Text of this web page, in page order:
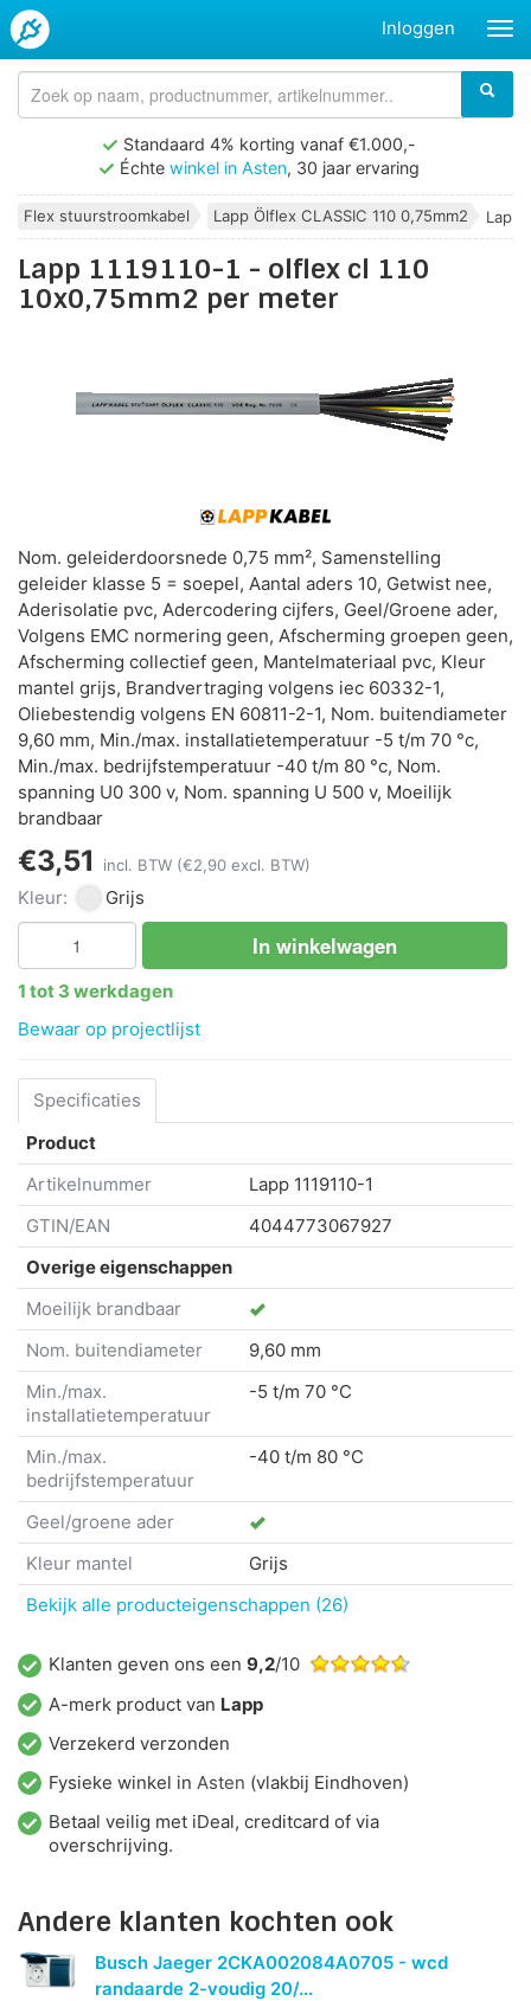
Inloggen
Standaard 4% korting vanaf €1.000,-
Échte winkel in Asten, 30 jaar ervaring
Flex stuurstroomkabel Lapp Ölflex CLASSIC 110 0,75mm2 Lapp
Lapp 1119110-1 - olflex cl 110
10x0,75mm2 per meter
Nom. geleiderdoorsnede 0,75 mm², Samenstelling
geleider klasse 5 = soepel, Aantal aders 10, Getwist nee,
Aderisolatie pvc, Adercodering cijfers, Geel/Groene ader,
Volgens EMC normering geen, Afscherming groepen geen,
Afscherming collectief geen, Mantelmateriaal pvc, Kleur
mantel grijs, Brandvertraging volgens iec 60332-1,
Oliebestendig volgens EN 60811-2-1, Nom. buitendiameter
9,60 mm, Min./max. installatietemperatuur -5 t/m 70 °c,
Min./max. bedrijfstemperatuur -40 t/m 80 °c, Nom.
spanning U0 300 v, Nom. spanning U 500 v, Moeilijk
brandbaar
€3,51 incl. BTW (€2,90 excl. BTW)
Kleur: Grijs
In winkelwagen
1 tot 3 werkdagen
Bewaar op projectlijst
Specificaties
Product
Artikelnummer
Lapp 1119110-1
GTIN/EAN
4044773067927
Overige eigenschappen
Moeilijk brandbaar
Nom. buitendiameter
9,60 mm
Min./max.
installatietemperatuur
-5 t/m 70 °C
Min./max.
bedrijfstemperatuur
-40 t/m 80 °C
Geel/groene ader
Kleur mantel
Grijs
Bekijk alle producteigenschappen (26)
Klanten geven ons een 9,2/10
A-merk product van Lapp
Verzekerd verzonden
Fysieke winkel in Asten (vlakbij Eindhoven)
Betaal veilig met iDeal, creditcard of via
overschrijving.
Andere klanten kochten ook
Busch Jaeger 2CKA002084A0705 - wcd
randaarde 2-voudig 20/...